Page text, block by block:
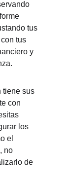
tus
tus
y
tiene sus
con
los
el
no
de